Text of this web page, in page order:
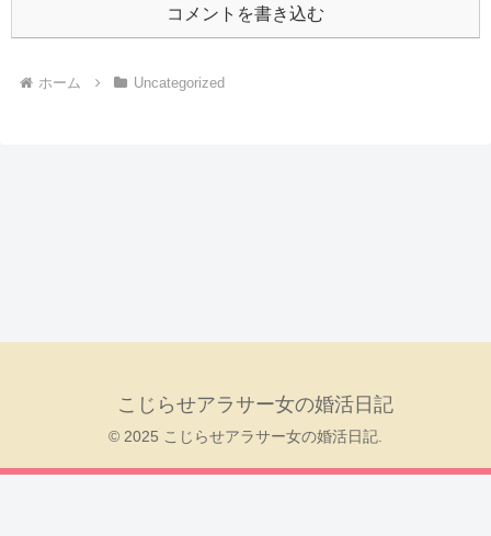
コメントを書き込む
ホーム Uncategorized
こじらせアラサー女の婚活日記
© 2025 こじらせアラサー女の婚活日記.